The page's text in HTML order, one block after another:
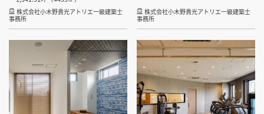
株式会社小木野貴光アトリエ一級建築士
事務所
株式会社小木野貴光アトリエ一級建築士
事務所